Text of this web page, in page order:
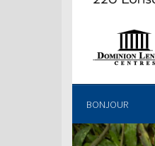
BONJOUR